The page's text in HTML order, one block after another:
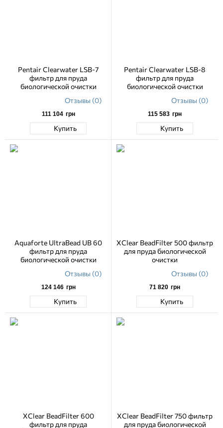
Pentair Clearwater LSB-7
фильтр для пруда
биологической очистки
Отзывы (0)
111 104 грн
Купить
Pentair Clearwater LSB-8
фильтр для пруда
биологической очистки
Отзывы (0)
115 583 грн
Купить
Aquaforte UltraBead UB 60
фильтр для пруда
биологической очистки
Отзывы (0)
124 146 грн
Купить
XClear BeadFilter 500 фильтр
для пруда биологической
очистки
Отзывы (0)
71 820 грн
Купить
XClear BeadFilter 600
фильтр для пруда
XClear BeadFilter 750 фильтр
для пруда биологической